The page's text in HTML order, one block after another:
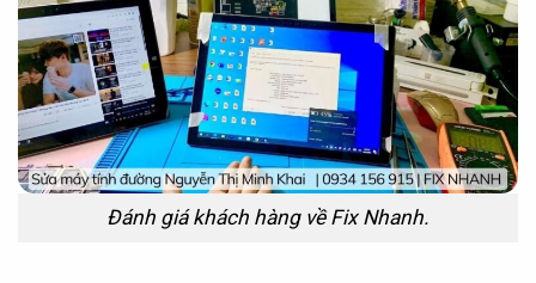
Đánh giá khách hàng về Fix Nhanh.